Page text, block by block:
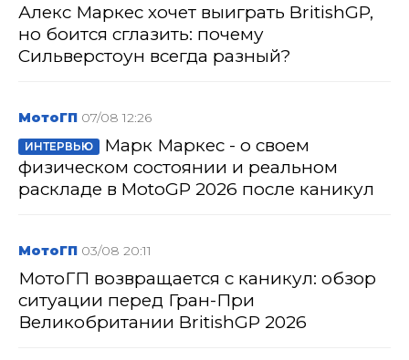
Алекс Маркес хочет выиграть BritishGP,
но боится сглазить: почему
Сильверстоун всегда разный?
МотоГП 07/08 12:26
ИНТЕРВЬЮ
Марк Маркес - о своем
физическом состоянии и реальном
раскладе в MotoGP 2026 после каникул
МотоГП 03/08 20:11
МотоГП возвращается с каникул: обзор
ситуации перед Гран-При
Великобритании BritishGP 2026